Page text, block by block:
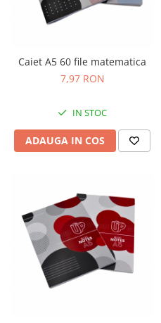
Caiet A5 60 file matematica
7,97 RON
IN STOC
ADAUGA IN COS